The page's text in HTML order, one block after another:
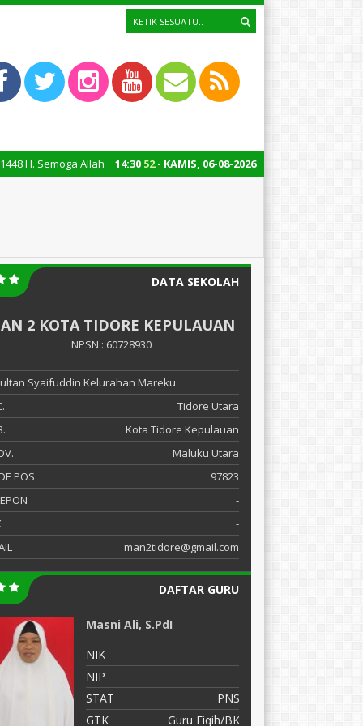
14:30 52- KAMIS, 06-08-2026
Allah SWT melimpahkan keberkahan, kesehatan, dan
DATA SEKOLAH
2 KOTA TIDORE KEPULAUAN
NPSN : 60728930
Syaifuddin Kelurahan Mareku
Tidore Utara
Kota Tidore Kepulauan
Maluku Utara
POS
97823
-
-
man2tidore@gmail.com
DAFTAR GURU
Masni Ali, S.PdI
NIK
NIP
STAT
PNS
GTK
Guru Fiqih/BK